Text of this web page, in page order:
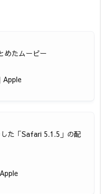
めたムービー
Apple
た「Safari 5.1.5」の配